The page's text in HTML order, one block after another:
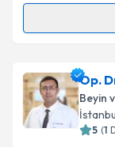
Op. Dr.
oluşturun.
takvim
Op.
Beyin
5 (1